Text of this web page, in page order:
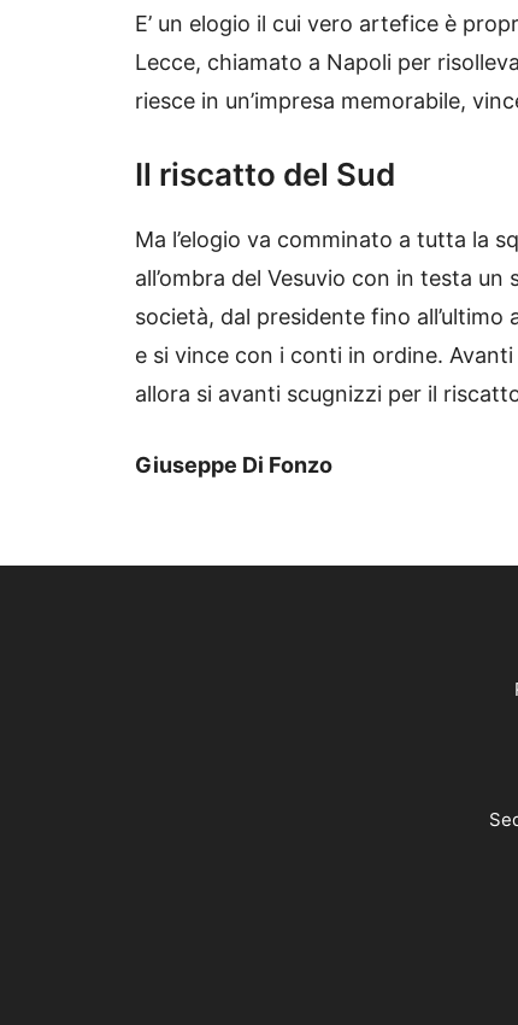
E’ un elogio il cui vero artefice è
Lecce, chiamato a Napoli per
riesce in un’impresa memorabile,
Il riscatto del Sud
Ma l’elogio va comminato a tutta la
all’ombra del Vesuvio con in testa
società, dal presidente fino
e si vince con i conti in ordine.
allora si avanti scugnizzi per il
Giuseppe Di Fonzo